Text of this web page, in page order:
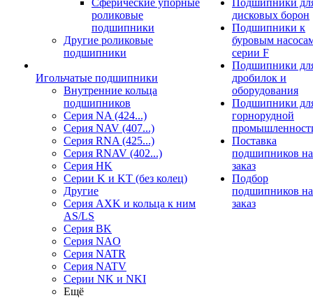
Сферические упорные
роликовые
подшипники
Другие роликовые
подшипники
Игольчатые подшипники
Внутренние кольца
подшипников
Серия NA (424...)
Серия NAV (407...)
Серия RNA (425...)
Серия RNAV (402...)
Серия HK
Серии K и KT (без колец)
Другие
Серия AXK и кольца к ним
AS/LS
Серия BK
Серия NAO
Серия NATR
Серия NATV
Серии NK и NKI
Ещё
Подшипники
дисковых борон
Подшипники к
буровым
серии F
Подшипники
дробилок и
оборудования
Подшипники
горнорудной
Поставка
подшипников на
заказ
Подбор
подшипников на
заказ